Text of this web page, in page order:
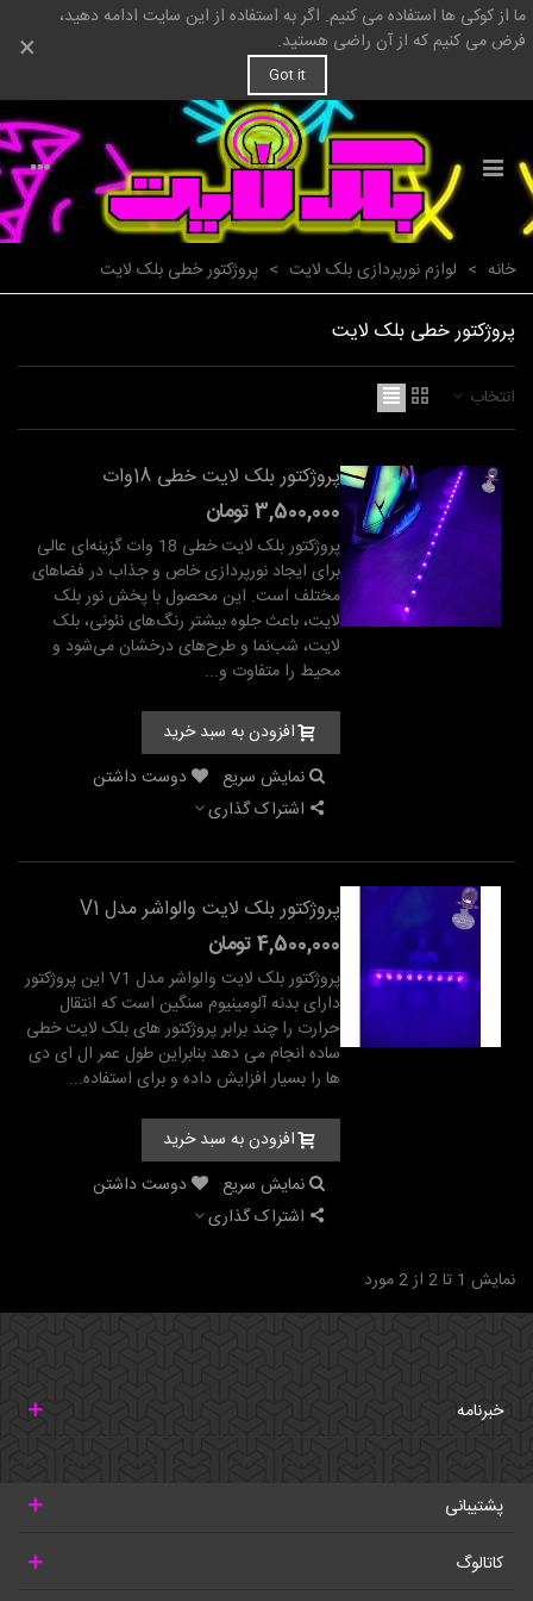
ما از کوکی ها استفاده می کنیم. اگر به استفاده از این سایت ادامه دهید،
فرض می کنیم که از آن راضی هستید.
Got it
×
خانه > لوازم نورپردازی بلک لایت > پروژکتور خطی بلک لایت
پروژکتور خطی بلک لایت
انتخاب
پروژکتور بلک لایت خطی 18وات
3,500,000 تومان
پروژکتور بلک لایت خطی 18 وات گزینه‌ای عالی
برای ایجاد نورپردازی خاص و جذاب در فضاهای
مختلف است. این محصول با پخش نور بلک
لایت، باعث جلوه بیشتر رنگ‌های نئونی، بلک
لایت، شب‌نما و طرح‌های درخشان می‌شود و
محیط را متفاوت و...
افزودن به سبد خرید
نمایش سریع
دوست داشتن
اشتراک گذاری
پروژکتور بلک لایت والواشر مدل V1
4,500,000 تومان
پروژکتور بلک لایت والواشر مدل V1 این پروژکتور
دارای بدنه آلومینیوم سنگین است که انتقال
حرارت را چند برابر پروژکتور های بلک لایت خطی
ساده انجام می دهد بنابراین طول عمر ال ای دی
ها را بسیار افزایش داده و برای استفاده...
افزودن به سبد خرید
نمایش سریع
دوست داشتن
اشتراک گذاری
نمایش 1 تا 2 از 2 مورد
خبرنامه
پشتیبانی
کاتالوگ